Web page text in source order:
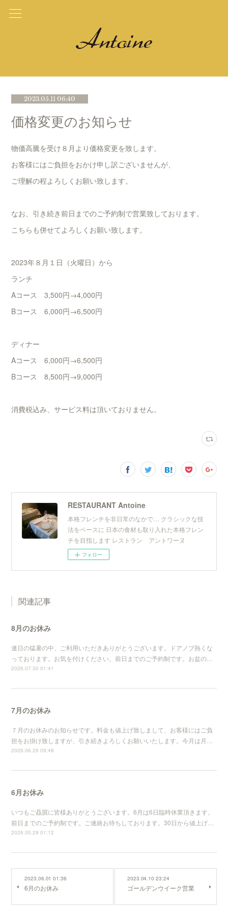
2023.05.11 06:40
価格変更のお知らせ
物価高騰を受け８月より価格変更を致します。
お客様にはご負担をおかけ申し訳ございませんが、
ご理解の程よろしくお願い致します。
なお、引き続き前日までのご予約制で営業致しております。
こちらも併せてよろしくお願い致します。
2023年８月１日（火曜日）から
ランチ
Aコース 3,500円→4,000円
Bコース 6,000円→6,500円
ディナー
Aコース 6,000円→6,500円
Bコース 8,500円→9,000円
消費税込み、サービス料は頂いておりません。
RESTAURANT Antoine
本格フレンチを非日常のなかで… クラシックな技
法をベースに 日本の食材も取り入れた本格フレン
チを目指します レストラン アントワーヌ
フォロー
関連記事
8月のお休み
連日の猛暑の中、ご利用いただきありがとうございます。ドアノブ熱くな
っております。お気を付けください。前日までのご予約制です。お盆の…
2026.07.30 01:41
7月のお休み
７月のお休みのお知らせです。料金も値上げ致しまして、お客様にはご負
担をお掛け致しますが、引き続きよろしくお願いいたします。今月は月…
2026.06.26 09:48
6月お休み
いつもご贔屓に皆様ありがとうございます。6月は6日臨時休業頂きます。
前日までのご予約制です。ご連絡お待ちしております。30日から値上げ…
2026.05.29 01:12
2023.06.01 01:36
6月のお休み
2023.04.10 23:24
ゴールデンウイーク営業